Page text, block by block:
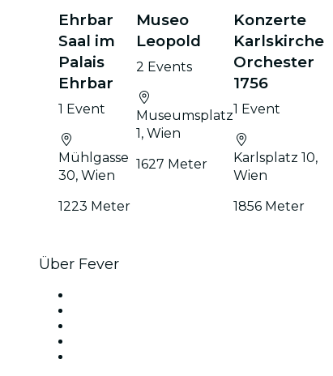
Ehrbar
Saal im
Palais
Ehrbar
1 Event
Mühlgasse
30, Wien
1223 Meter
Museo
Leopold
2 Events
Museumsplatz
1, Wien
1627 Meter
Konzerte
Karlskirche
Orchester
1756
1 Event
Karlsplatz 10,
Wien
1856 Meter
Über Fever